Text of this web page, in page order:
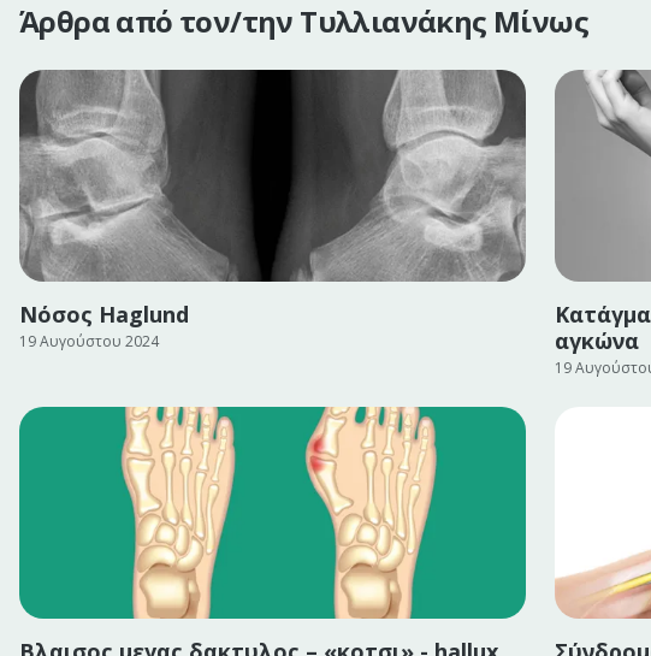
Άρθρα από τον/την Τυλλιανάκης Μίνως
Νόσος Haglund
19 Αυγούστου 2024
αγκώνα
19